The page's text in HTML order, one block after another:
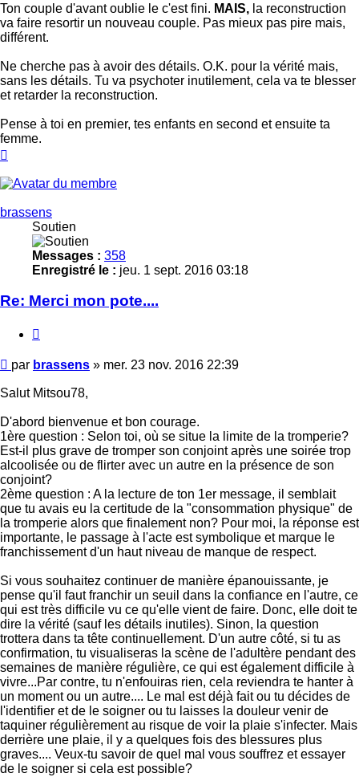
Ton couple d'avant oublie le c'est fini. MAIS, la reconstruction
va faire resortir un nouveau couple. Pas mieux pas pire mais,
différent.
Ne cherche pas à avoir des détails. O.K. pour la vérité mais,
sans les détails. Tu va psychoter inutilement, cela va te blesser
et retarder la reconstruction.
Pense à toi en premier, tes enfants en second et ensuite ta
femme.
brassens
Soutien
Messages : 358
Enregistré le : jeu. 1 sept. 2016 03:18
Re: Merci mon pote....
Message
par brassens » mer. 23 nov. 2016 22:39
Salut Mitsou78,
D'abord bienvenue et bon courage.
1ère question : Selon toi, où se situe la limite de la tromperie?
Est-il plus grave de tromper son conjoint après une soirée trop
alcoolisée ou de flirter avec un autre en la présence de son
conjoint?
2ème question : A la lecture de ton 1er message, il semblait
que tu avais eu la certitude de la "consommation physique" de
la tromperie alors que finalement non? Pour moi, la réponse est
importante, le passage à l'acte est symbolique et marque le
franchissement d'un haut niveau de manque de respect.
Si vous souhaitez continuer de manière épanouissante, je
pense qu'il faut franchir un seuil dans la confiance en l'autre, ce
qui est très difficile vu ce qu'elle vient de faire. Donc, elle doit te
dire la vérité (sauf les détails inutiles). Sinon, la question
trottera dans ta tête continuellement. D'un autre côté, si tu as
confirmation, tu visualiseras la scène de l'adultère pendant des
semaines de manière régulière, ce qui est également difficile à
vivre...Par contre, tu n'enfouiras rien, cela reviendra te hanter à
un moment ou un autre.... Le mal est déjà fait ou tu décides de
l'identifier et de le soigner ou tu laisses la douleur venir de
taquiner régulièrement au risque de voir la plaie s'infecter. Mais
derrière une plaie, il y a quelques fois des blessures plus
graves.... Veux-tu savoir de quel mal vous souffrez et essayer
de le soigner si cela est possible?